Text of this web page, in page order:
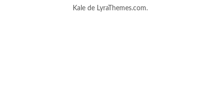
Kalede LyraThemes.com.